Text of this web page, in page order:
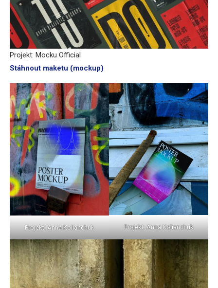
Projekt: Mocku Official
Stáhnout maketu (mockup)
Projekt: Anna Kolianchuk Projekt: Anna Kolianchuk